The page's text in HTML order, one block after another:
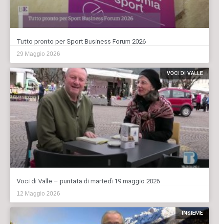
Tutto pronto per Sport Business Forum 2026
29 Maggio 2026
VOCI DI VALLE
Voci di Valle – puntata di martedì 19 maggio 2026
12 Maggio 2026
INSIEME